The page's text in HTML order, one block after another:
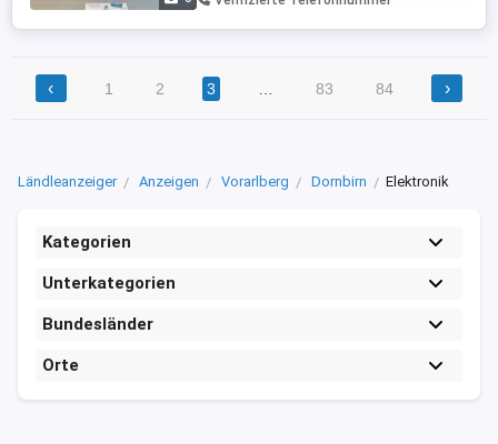
‹ 1 2 3 83 84 ›
Ländleanzeiger Anzeigen Vorarlberg Dornbirn Elektronik
Kategorien
Unterkategorien
Bundesländer
Orte